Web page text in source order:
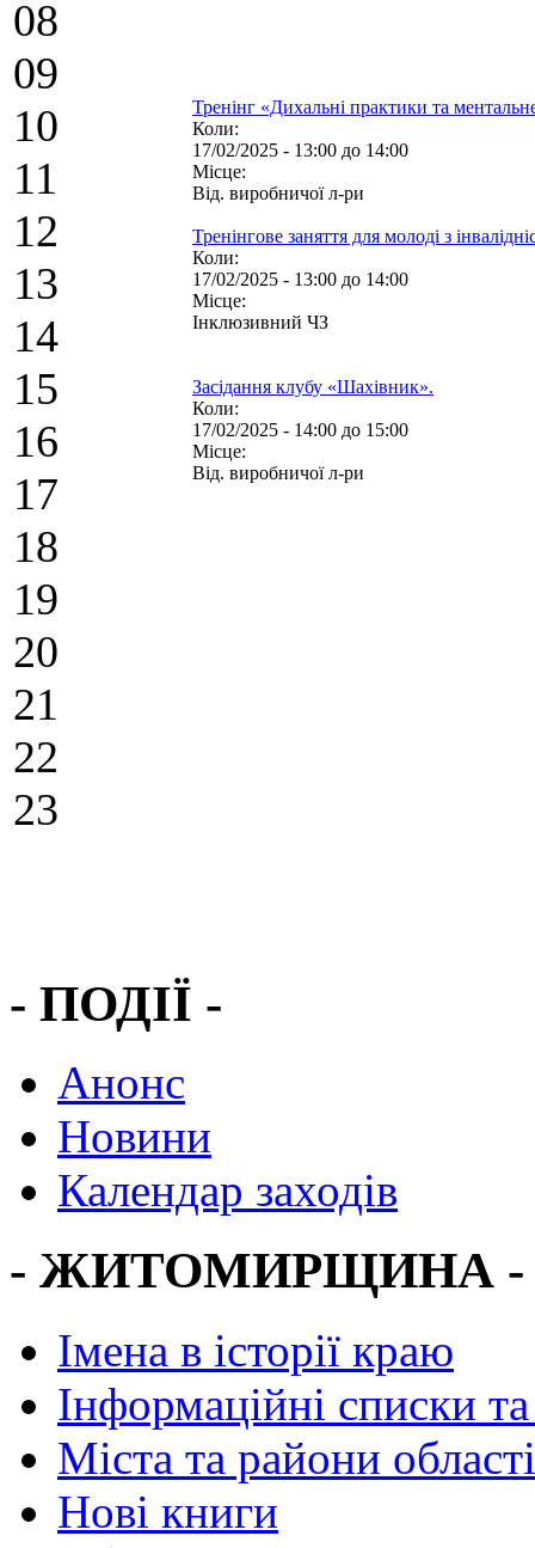
08
09
10
11
12
13
14
15
16
17
18
19
20
21
22
23
Тренінг «Дихальні практики та
Коли:
17/02/2025 - 13:00 до 14:00
Місце:
Від. виробничої л-ри
Тренінгове заняття для молоді з
Коли:
17/02/2025 - 13:00 до 14:00
Місце:
Інклюзивний ЧЗ
Засідання клубу «Шахівник».
Коли:
17/02/2025 - 14:00 до 15:00
Місце:
Від. виробничої л-ри
- ПОДІЇ -
Анонс
Новини
Календар заходів
- ЖИТОМИРЩИНА -
Імена в історії краю
Інформаційні списки
Міста та райони області
Нові книги